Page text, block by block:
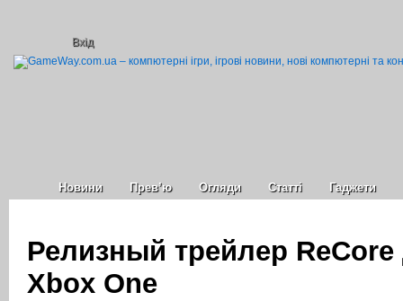
Вхід
Новини Прев’ю Огляди Статті Гаджети
Релизный трейлер
Xbox One